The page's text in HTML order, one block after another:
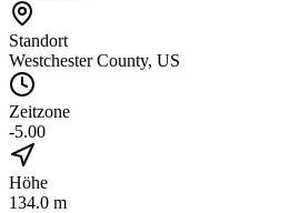
Standort
Westchester County, US
Zeitzone
-5.00
Höhe
134.0 m